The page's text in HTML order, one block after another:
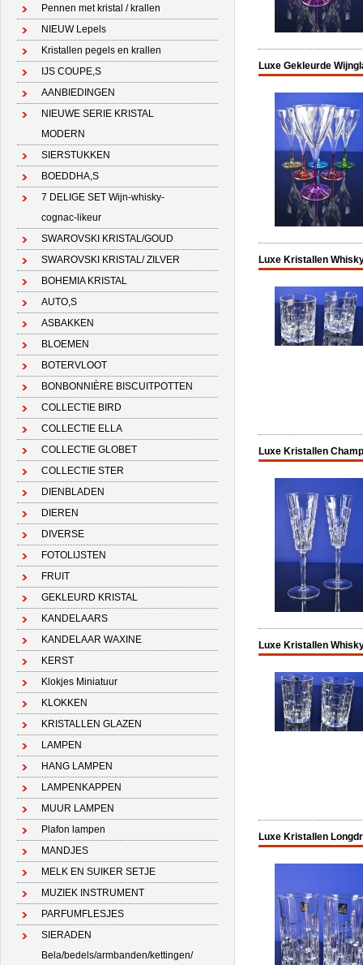
Pennen met kristal / krallen
NIEUW Lepels
Kristallen pegels en krallen
IJS COUPE,S
AANBIEDINGEN
NIEUWE SERIE KRISTAL
MODERN
SIERSTUKKEN
BOEDDHA,S
7 DELIGE SET Wijn-whisky-
cognac-likeur
SWAROVSKI KRISTAL/GOUD
SWAROVSKI KRISTAL/ ZILVER
BOHEMIA KRISTAL
AUTO,S
ASBAKKEN
BLOEMEN
BOTERVLOOT
BONBONNIÈRE BISCUITPOTTEN
COLLECTIE BIRD
COLLECTIE ELLA
COLLECTIE GLOBET
COLLECTIE STER
DIENBLADEN
DIEREN
DIVERSE
FOTOLIJSTEN
FRUIT
GEKLEURD KRISTAL
KANDELAARS
KANDELAAR WAXINE
KERST
Klokjes Miniatuur
KLOKKEN
KRISTALLEN GLAZEN
LAMPEN
HANG LAMPEN
LAMPENKAPPEN
MUUR LAMPEN
Plafon lampen
MANDJES
MELK EN SUIKER SETJE
MUZIEK INSTRUMENT
PARFUMFLESJES
SIERADEN
Bela/bedels/armbanden/kettingen/
Luxe Gekleurde
Luxe Kristallen
Luxe Kristallen
Luxe Kristallen
Luxe Kristallen